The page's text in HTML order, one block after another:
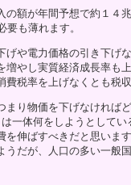
額が年間予想で約１４
も薄れます。
や電力価格の引き下げ
やし実質経済成長率も
税率を上げなくとも税
り物価を下げなければ
一体何をしようとして
伸ばすべきだと思います
だが、人口の多い一般